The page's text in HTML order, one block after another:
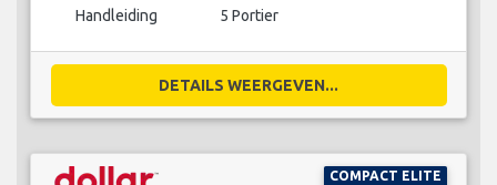
Handleiding 5 Portier
DETAILS WEERGEVEN...
COMPACT ELITE